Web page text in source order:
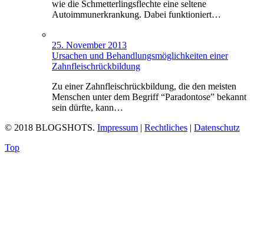
wie die Schmetterlingsflechte eine seltene
Autoimmunerkrankung. Dabei funktioniert…
25. November 2013
Ursachen und Behandlungsmöglichkeiten einer
Zahnfleischrückbildung
Zu einer Zahnfleischrückbildung, die den meisten
Menschen unter dem Begriff “Paradontose” bekannt
sein dürfte, kann…
© 2018 BLOGSHOTS. Impressum | Rechtliches | Datenschutz
Top